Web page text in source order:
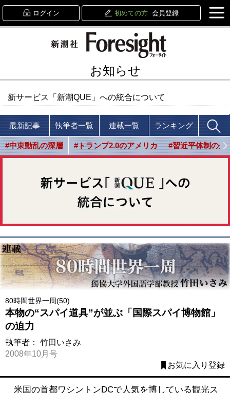
ログイン 初めての方 会員登録
お知らせ
新サービス「新潮QUE」への統合について
最新記事 執筆者一覧 連載一覧 ランキング
#中東動乱の深層 #トランプ2.0のアメリカ #習近平体制の光
80時間世界一周(50)
本物の“スパイ道具”が並ぶ「国際スパイ博物館」
の迫力
執筆者： 竹田いさみ
2008年10月号
お気に入り登録
米国の首都ワシントンDCで人気を博している観光ス